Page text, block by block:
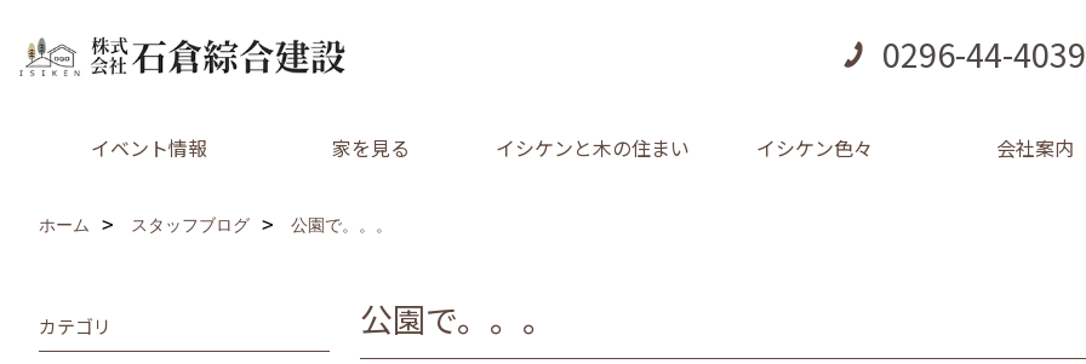
0296-44-4039
イベント情報 家を見る イシケンと木の住まい イシケン色々 会社案内
ホーム スタッフブログ 公園で。。。
公園で。。。
カテゴリ